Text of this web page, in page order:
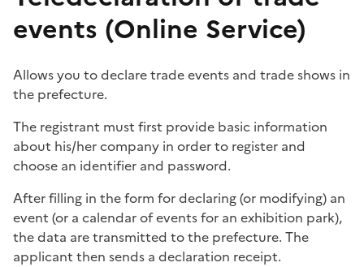
events (Online Service)
Allows you to declare trade events and trade shows in
the prefecture.
The registrant must first provide basic information
about his/her company in order to register and
choose an identifier and password.
After filling in the form for declaring (or modifying) an
event (or a calendar of events for an exhibition park),
the data are transmitted to the prefecture. The
applicant then sends a declaration receipt.